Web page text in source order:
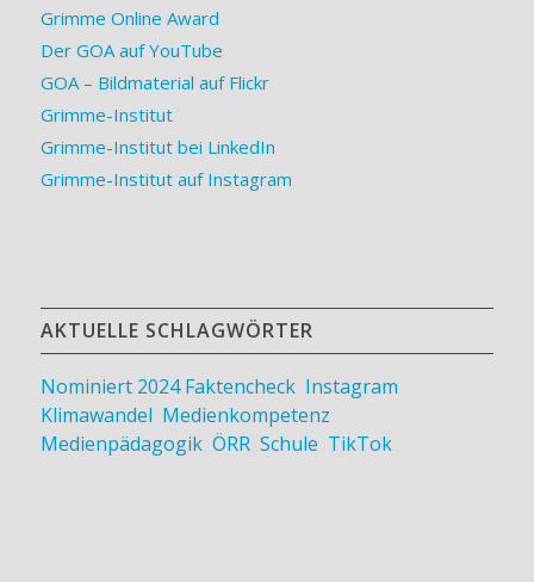
Grimme Online Award
Der GOA auf YouTube
GOA – Bildmaterial auf Flickr
Grimme-Institut
Grimme-Institut bei LinkedIn
Grimme-Institut auf Instagram
AKTUELLE SCHLAGWÖRTER
Nominiert 2024 Faktencheck, Instagram
Klimawandel Medienkompetenz
Medienpädagogik, ÖRR, Schule TikTok